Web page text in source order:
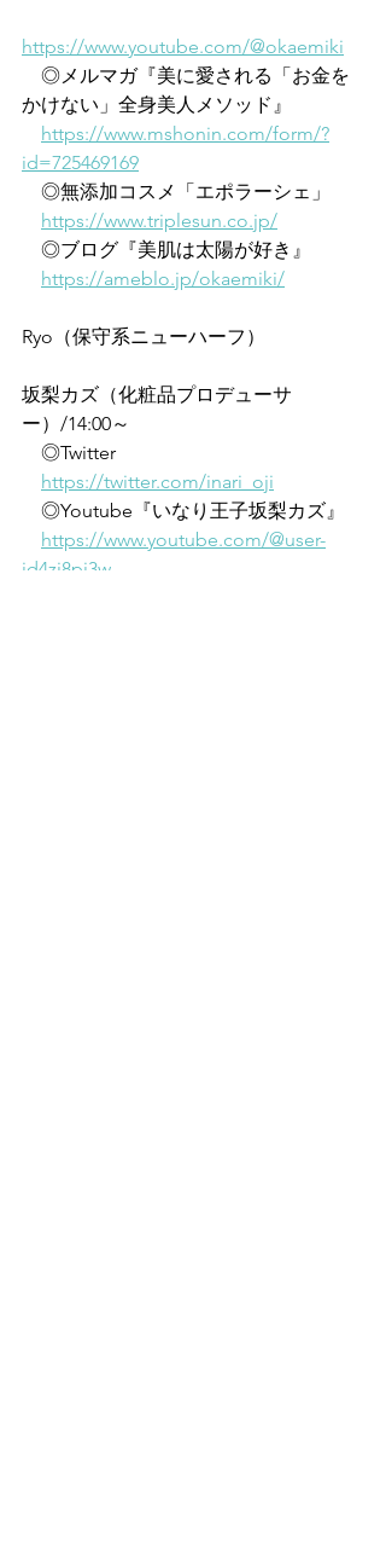
https://www.youtube.com/@okaemiki
◎メルマガ『美に愛される「お金を
かけない」全身美人メソッド』
https://www.mshonin.com/form/?
id=725469169
◎無添加コスメ「エポラーシェ」
https://www.triplesun.co.jp/
◎ブログ『美肌は太陽が好き』
https://ameblo.jp/okaemiki/
Ryo（保守系ニューハーフ）
坂梨カズ（化粧品プロデューサ
ー）/14:00～
◎Twitter
https://twitter.com/inari_oji
◎Youtube『いなり王子坂梨カズ』
https://www.youtube.com/@user-
id4zi8pj3w